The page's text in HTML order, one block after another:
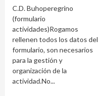
C.D. Buhoperegrino
(formulario
actividades)Rogamos
rellenen todos los datos del
formulario, son necesarios
para la gestión y
organización de la
actividad.No...